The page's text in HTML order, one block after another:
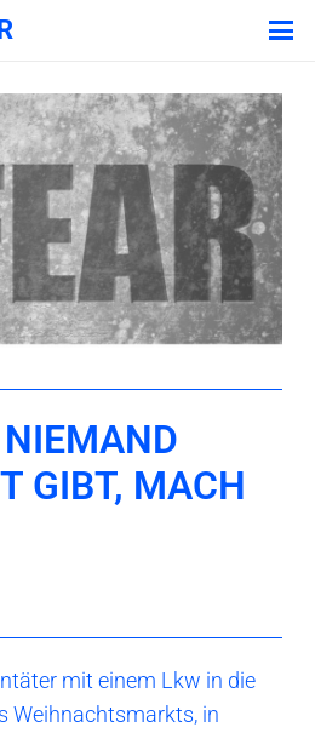
GIBT, MACH
mit einem Lkw in die
Weihnachtsmarkts, in